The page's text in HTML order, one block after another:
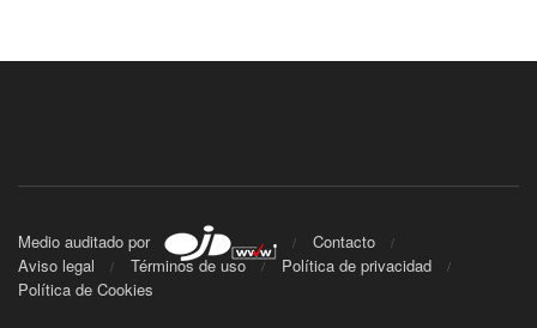
Medio auditado por
Contacto
Aviso legal
Términos de uso
Política de privacidad
Política de Cookies